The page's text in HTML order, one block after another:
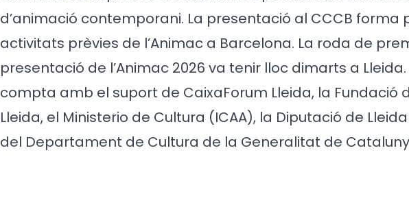
d’animació contemporani. La presentació al CCCB forma
activitats prèvies de l’Animac a Barcelona. La roda de
presentació de l’Animac 2026 va tenir lloc dimarts a
compta amb el suport de CaixaForum Lleida, la Fundació
Lleida, el Ministerio de Cultura (ICAA), la Diputació de Lleida
del Departament de Cultura de la Generalitat de